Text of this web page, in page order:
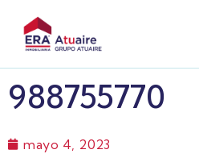
988755770
mayo 4, 2023